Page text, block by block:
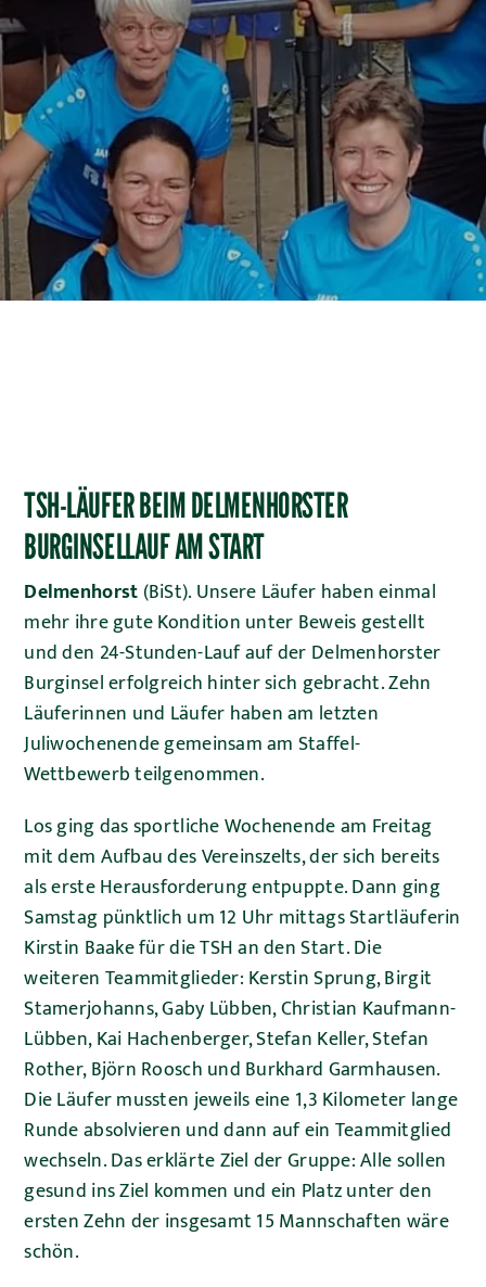
Fitnessraum
TSH-LÄUFER BEIM DELMENHORSTER
BURGINSELLAUF AM START
Delmenhorst (BiSt). Unsere Läufer haben einmal
mehr ihre gute Kondition unter Beweis gestellt
und den 24-Stunden-Lauf auf der Delmenhorster
Burginsel erfolgreich hinter sich gebracht. Zehn
Läuferinnen und Läufer haben am letzten
Juliwochenende gemeinsam am Staffel-
Wettbewerb teilgenommen.
Los ging das sportliche Wochenende am Freitag
mit dem Aufbau des Vereinszelts, der sich bereits
als erste Herausforderung entpuppte. Dann ging
Samstag pünktlich um 12 Uhr mittags Startläuferin
Kirstin Baake für die TSH an den Start. Die
weiteren Teammitglieder: Kerstin Sprung, Birgit
Stamerjohanns, Gaby Lübben, Christian Kaufmann-
Lübben, Kai Hachenberger, Stefan Keller, Stefan
Rother, Björn Roosch und Burkhard Garmhausen.
Die Läufer mussten jeweils eine 1,3 Kilometer lange
Runde absolvieren und dann auf ein Teammitglied
wechseln. Das erklärte Ziel der Gruppe: Alle sollen
gesund ins Ziel kommen und ein Platz unter den
ersten Zehn der insgesamt 15 Mannschaften wäre
schön.